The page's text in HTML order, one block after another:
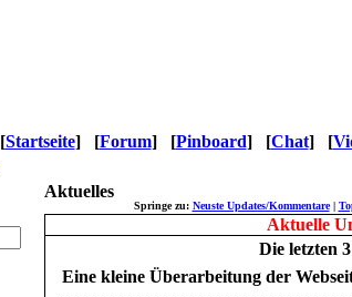
[Startseite] [Forum] [Pinboard] [Chat] [
Aktuelles
Springe zu: Neuste Updates/Kommentare|
Aktuelle
Die letzten
Eine kleine Überarbeitung der